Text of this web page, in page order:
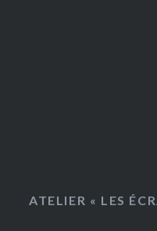
ATELIER « LES